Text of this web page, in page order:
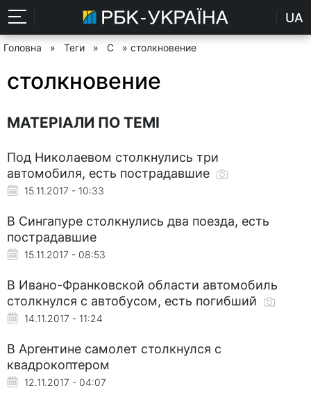
UA
Головна » Теги » С » столкновение
столкновение
МАТЕРІАЛИ ПО ТЕМІ
Под Николаевом столкнулись три
автомобиля, есть пострадавшие
15.11.2017 - 10:33
В Сингапуре столкнулись два поезда, есть
пострадавшие
15.11.2017 - 08:53
В Ивано-Франковской области автомобиль
столкнулся с автобусом, есть погибший
14.11.2017 - 11:24
В Аргентине самолет столкнулся с
квадрокоптером
12.11.2017 - 04:07